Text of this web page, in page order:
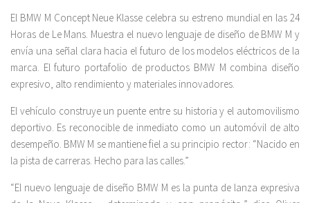
El BMW M Concept Neue Klasse celebra su estreno mundial en las 24
Horas de Le Mans. Muestra el nuevo lenguaje de diseño de BMW M y
envía una señal clara hacia el futuro de los modelos eléctricos de la
marca. El futuro portafolio de productos BMW M combina diseño
expresivo, alto rendimiento y materiales innovadores.
El vehículo construye un puente entre su historia y el automovilismo
deportivo. Es reconocible de inmediato como un automóvil de alto
desempeño. BMW M se mantiene fiel a su principio rector: “Nacido en
la pista de carreras. Hecho para las calles.”
“El nuevo lenguaje de diseño BMW M es la punta de lanza expresiva